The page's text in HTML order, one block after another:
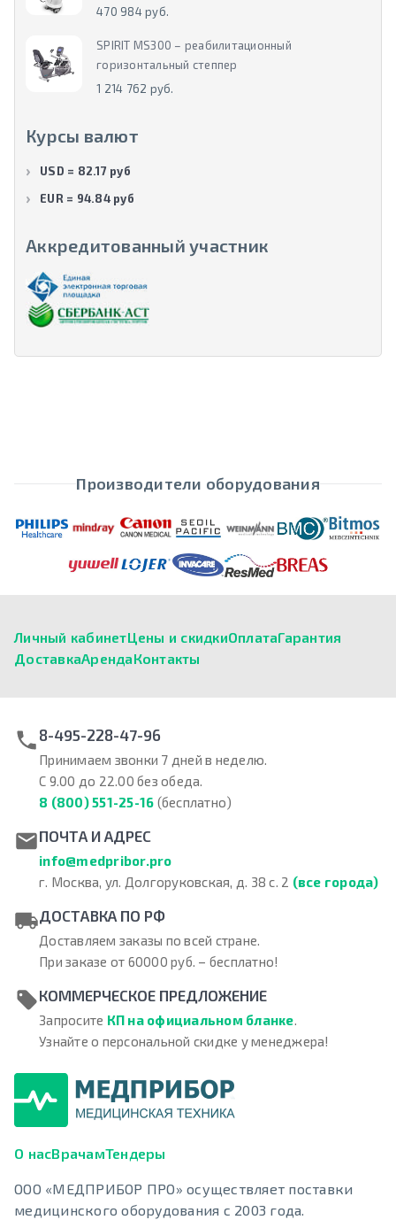
470 984 руб.
SPIRIT MS300 – реабилитационный
горизонтальный степпер
1 214 762 руб.
Курсы валют
USD = 82.17 руб
EUR = 94.84 руб
Аккредитованный участник
Производители оборудования
Личный кабинетЦены и скидкиОплатаГарантия
ДоставкаАрендаКонтакты
8-495-228-47-96
Принимаем звонки 7 дней в неделю.
С 9.00 до 22.00 без обеда.
8 (800) 551-25-16 (бесплатно)
ПОЧТА И АДРЕС
info@medpribor.pro
г. Москва, ул. Долгоруковская, д. 38 с. 2 (все города)
ДОСТАВКА ПО РФ
Доставляем заказы по всей стране.
При заказе от 60000 руб. – бесплатно!
КОММЕРЧЕСКОЕ ПРЕДЛОЖЕНИЕ
Запросите КП на официальном бланке.
Узнайте о персональной скидке у менеджера!
О насВрачамТендеры
ООО «МЕДПРИБОР ПРО» осуществляет поставки
медицинского оборудования с 2003 года.